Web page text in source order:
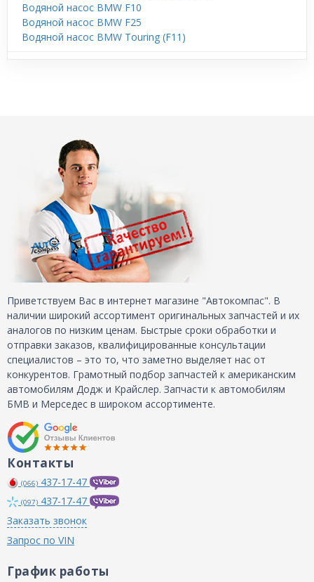
Водяной насос BMW F10
Водяной насос BMW F25
Водяной насос BMW Touring (F11)
Приветствуем Вас в интернет магазине "Автокомпас". В
наличии широкий ассортимент оригинальных запчастей и их
аналогов по низким ценам. Быстрые сроки обработки и
отправки заказов, квалифицированные консультации
специалистов – это то, что заметно выделяет нас от
конкурентов. Грамотный подбор запчастей к американским
автомобилям Додж и Крайслер. Запчасти к автомобилям
БМВ и Мерседес в широком ассортименте.
Контакты
(066) 437-17-47
(097) 437-17-47
Заказать звонок
Запрос по VIN
График работы